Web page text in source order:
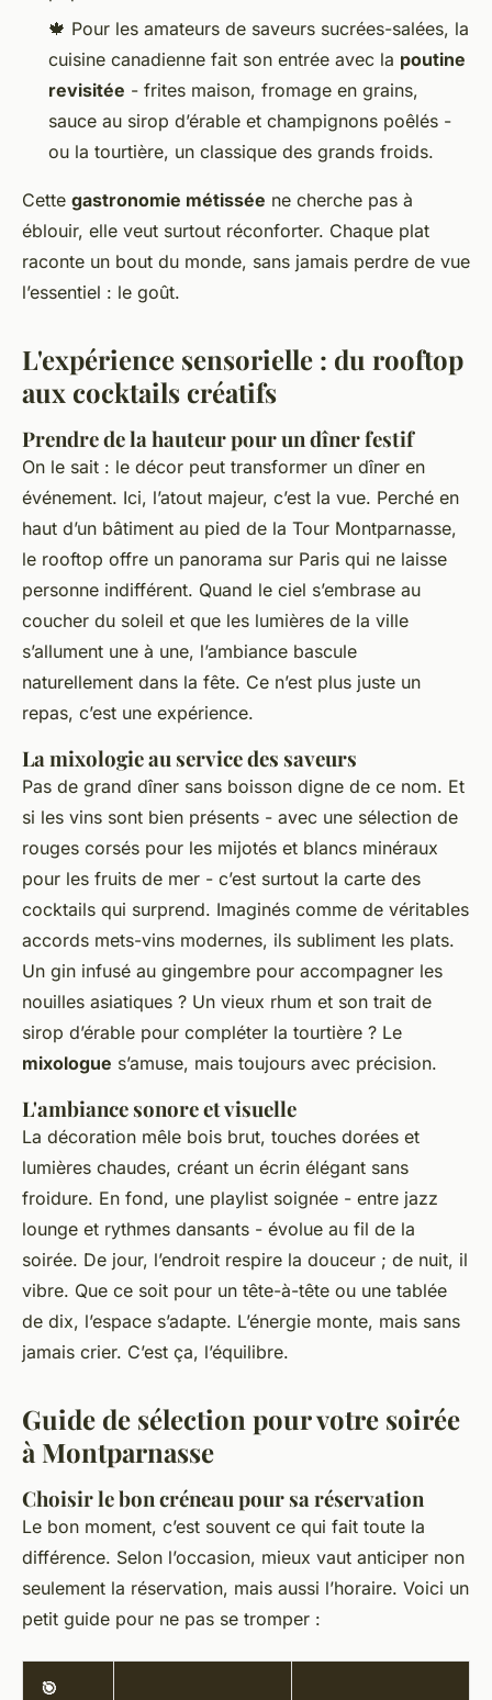
🍁 Pour les amateurs de saveurs sucrées-salées, la
cuisine canadienne fait son entrée avec la poutine
revisitée - frites maison, fromage en grains,
sauce au sirop d’érable et champignons poêlés -
ou la tourtière, un classique des grands froids.
Cette gastronomie métissée ne cherche pas à
éblouir, elle veut surtout réconforter. Chaque plat
raconte un bout du monde, sans jamais perdre de vue
l’essentiel : le goût.
L'expérience sensorielle : du rooftop
aux cocktails créatifs
Prendre de la hauteur pour un dîner festif
On le sait : le décor peut transformer un dîner en
événement. Ici, l’atout majeur, c’est la vue. Perché en
haut d’un bâtiment au pied de la Tour Montparnasse,
le rooftop offre un panorama sur Paris qui ne laisse
personne indifférent. Quand le ciel s’embrase au
coucher du soleil et que les lumières de la ville
s’allument une à une, l’ambiance bascule
naturellement dans la fête. Ce n’est plus juste un
repas, c’est une expérience.
La mixologie au service des saveurs
Pas de grand dîner sans boisson digne de ce nom. Et
si les vins sont bien présents - avec une sélection de
rouges corsés pour les mijotés et blancs minéraux
pour les fruits de mer - c’est surtout la carte des
cocktails qui surprend. Imaginés comme de véritables
accords mets-vins modernes, ils subliment les plats.
Un gin infusé au gingembre pour accompagner les
nouilles asiatiques ? Un vieux rhum et son trait de
sirop d’érable pour compléter la tourtière ? Le
mixologue s’amuse, mais toujours avec précision.
L'ambiance sonore et visuelle
La décoration mêle bois brut, touches dorées et
lumières chaudes, créant un écrin élégant sans
froidure. En fond, une playlist soignée - entre jazz
lounge et rythmes dansants - évolue au fil de la
soirée. De jour, l’endroit respire la douceur ; de nuit, il
vibre. Que ce soit pour un tête-à-tête ou une tablée
de dix, l’espace s’adapte. L’énergie monte, mais sans
jamais crier. C’est ça, l’équilibre.
Guide de sélection pour votre soirée
à Montparnasse
Choisir le bon créneau pour sa réservation
Le bon moment, c’est souvent ce qui fait toute la
différence. Selon l’occasion, mieux vaut anticiper non
seulement la réservation, mais aussi l’horaire. Voici un
petit guide pour ne pas se tromper :
🎯